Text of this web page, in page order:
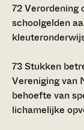
72Verordening
schoolgelden
73Stukken
Vereniging van
behoefte van
lichamelijke